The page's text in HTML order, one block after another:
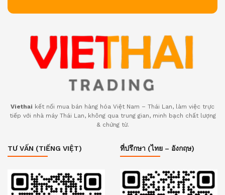
Viethai kết nối mua bán hàng hóa Việt Nam – Thái Lan, làm việc trực
tiếp với nhà máy Thái Lan, không qua trung gian, minh bạch chất lượng
& chứng từ.
TƯ VẤN (TIẾNG VIỆT) ที่ปรึกษา (ไทย – อังกฤษ)